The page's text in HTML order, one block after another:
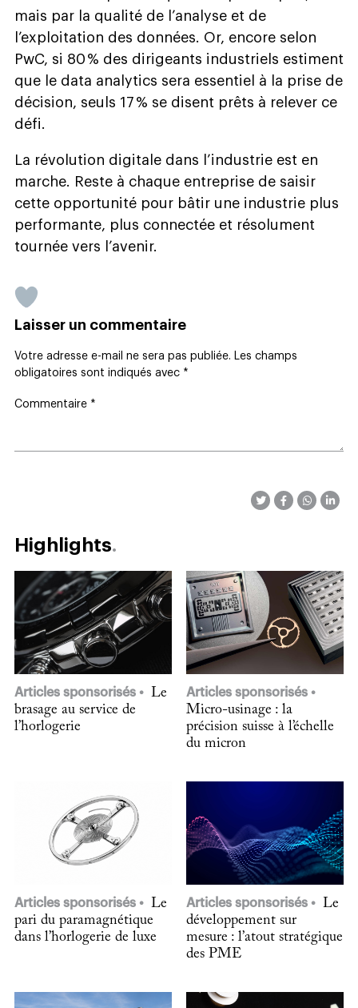
mais par la qualité de l’analyse et de
l’exploitation des données. Or, encore selon
PwC, si 80 % des dirigeants industriels estiment
que le data analytics sera essentiel à la prise de
décision, seuls 17 % se disent prêts à relever ce
défi.
La révolution digitale dans l’industrie est en
marche. Reste à chaque entreprise de saisir
cette opportunité pour bâtir une industrie plus
performante, plus connectée et résolument
tournée vers l’avenir.
Laisser un commentaire
Votre adresse e-mail ne sera pas publiée.
Les champs
obligatoires sont indiqués avec *
Commentaire *
Highlights
Articles sponsorisés
Le
brasage au service de
l’horlogerie
Articles sponsorisés
Micro-usinage : la
précision suisse à l’échelle
du micron
Articles sponsorisés
Le
pari du paramagnétique
dans l’horlogerie de luxe
Articles sponsorisés
Le
développement sur
mesure : l’atout stratégique
des PME